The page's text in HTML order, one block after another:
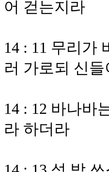
어 걷는지라
14 : 11 무리가
러 가로되 신
14 : 12 바나바
라 하더라